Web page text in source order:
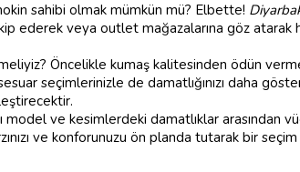
sahibi olmak mümkün mü? Elbette!
ederek veya outlet mağazalarına göz atarak
Öncelikle kumaş kalitesinden ödün
seçimlerinizle de damatlığınızı daha
ve kesimlerdeki damatlıklar arasından
ve konforunuzu ön planda tutarak bir